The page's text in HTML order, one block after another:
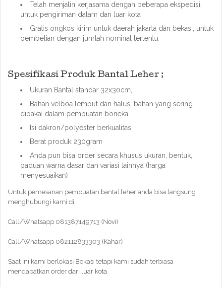
Telah menjalin kerjasama dengan beberapa ekspedisi,
untuk pengiriman dalam dan luar kota
Gratis ongkos kirim untuk daerah jakarta dan bekasi, untuk
pembelian dengan jumlah nominal tertentu.
Spesifikasi Produk Bantal Leher ;
Ukuran Bantal standar 32x30cm,
Bahan velboa lembut dan halus. bahan yang sering
dipakai dalam pembuatan boneka.
Isi dakron/polyester berkualitas
Berat produk 230gram
Anda pun bisa order secara khusus ukuran, bentuk,
paduan warna dasar dan variasi lainnya (harga
menyesuaikan)
Untuk pemesanan pembuatan bantal leher anda bisa langsung
menghubungi kami di
Call/Whatsapp 081387149713 (Novi)
Call/Whatsapp 082112833303 (Kahar)
Saat ini kami berlokasi Bekasi tetapi kami sudah terbiasa
mendapatkan order dari luar kota.